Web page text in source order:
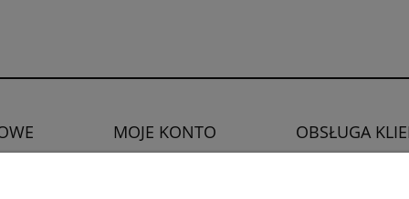
MOJE KONTO OBSŁUGA